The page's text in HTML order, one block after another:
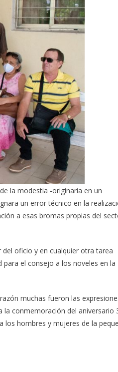
la modestia -originaria en un
un error técnico en la
a esas bromas propias del
oficio y en cualquier otra tarea
el consejo a los noveles en la
muchas fueron las
la conmemoración del aniversario
los hombres y mujeres de la